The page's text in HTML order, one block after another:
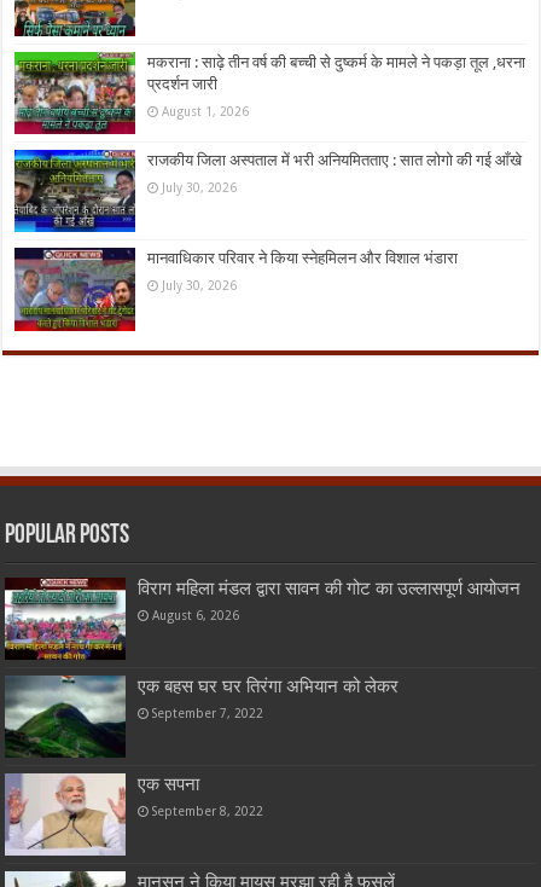
मकराना : साढ़े तीन वर्ष की बच्ची से दुष्कर्म के मामले ने पकड़ा तूल ,धरना
प्रदर्शन जारी
August 1, 2026
राजकीय जिला अस्पताल में भरी अनियमितताए : सात लोगो की गई आँखे
July 30, 2026
मानवाधिकार परिवार ने किया स्नेहमिलन और विशाल भंडारा
July 30, 2026
Popular Posts
विराग महिला मंडल द्वारा सावन की गोट का उल्लासपूर्ण आयोजन
August 6, 2026
एक बहस घर घर तिरंगा अभियान को लेकर
September 7, 2022
एक सपना
September 8, 2022
मानसून ने किया मायूस मुरझा रही है फसलें